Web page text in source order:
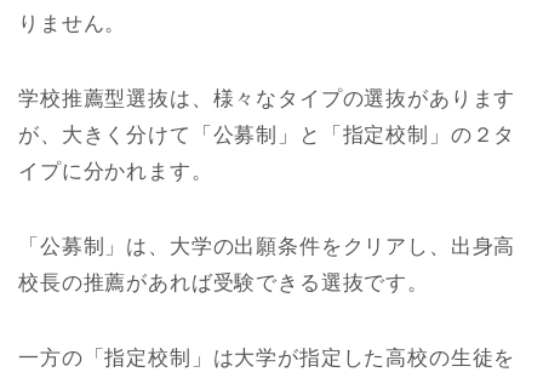
りません。
学校推薦型選抜は、様々なタイプの選抜があります
が、大きく分けて「公募制」と「指定校制」の２タ
イプに分かれます。
「公募制」は、大学の出願条件をクリアし、出身高
校長の推薦があれば受験できる選抜です。
一方の「指定校制」は大学が指定した高校の生徒を